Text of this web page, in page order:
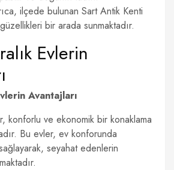
ilçede bulunan Sart Antik Kenti
bir arada sunmaktadır.
Evlerin
Avantajları
konforlu ve ekonomik bir konaklama
Bu evler, ev konforunda
seyahat edenlerin